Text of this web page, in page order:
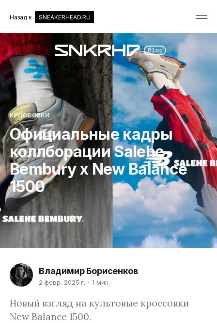
Назад к SNEAKERHEAD.RU
КРОССОВКИ
Официальные кадры
коллборации Salehe
Bembury x New Balance
1500
Владимир Борисенков
2 февр. 2025 г. 1 мин.
Новый взгляд на культовые кроссовки
New Balance 1500.